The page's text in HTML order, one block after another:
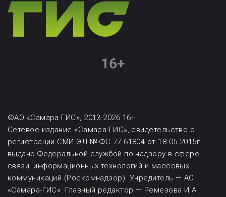
©АО «Самара-ГИС», 2013-2026 16+
Сетевое издание «Самара-ГИС», свидетельство о
регистрации СМИ ЭЛ № ФС 77-61804 от 18.05.2015г.
выдано Федеральной службой по надзору в сфере
связи, информационных технологий и массовых
коммуникаций (Роскомнадзор). Учредитель — АО
«Самара-ГИС». Главный редактор — Ремезова И.А.